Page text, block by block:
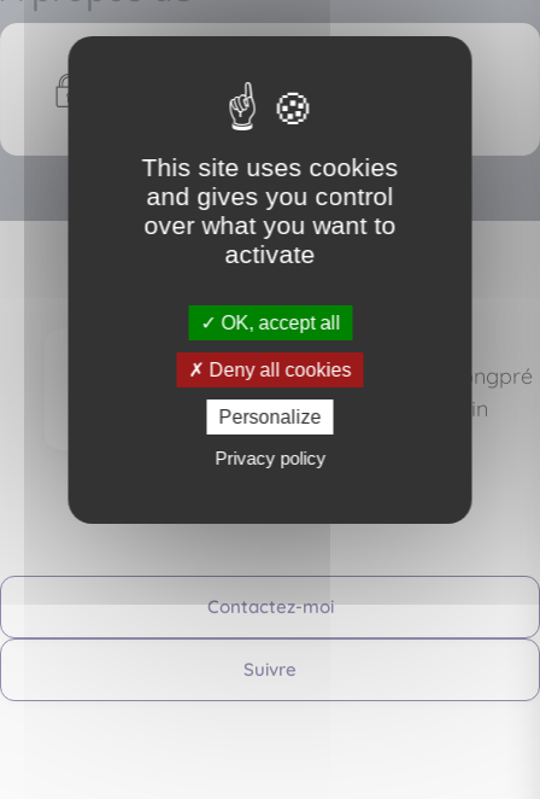
pour voir les détails du bien vendu
CLASSIMMOS
Impasse Data longpré
- 97232 Le Lamentin
Contactez-moi
Suivre
This site uses cookies
and gives you control
over what you want to
activate
OK, accept all
Deny all cookies
Personalize
Privacy policy